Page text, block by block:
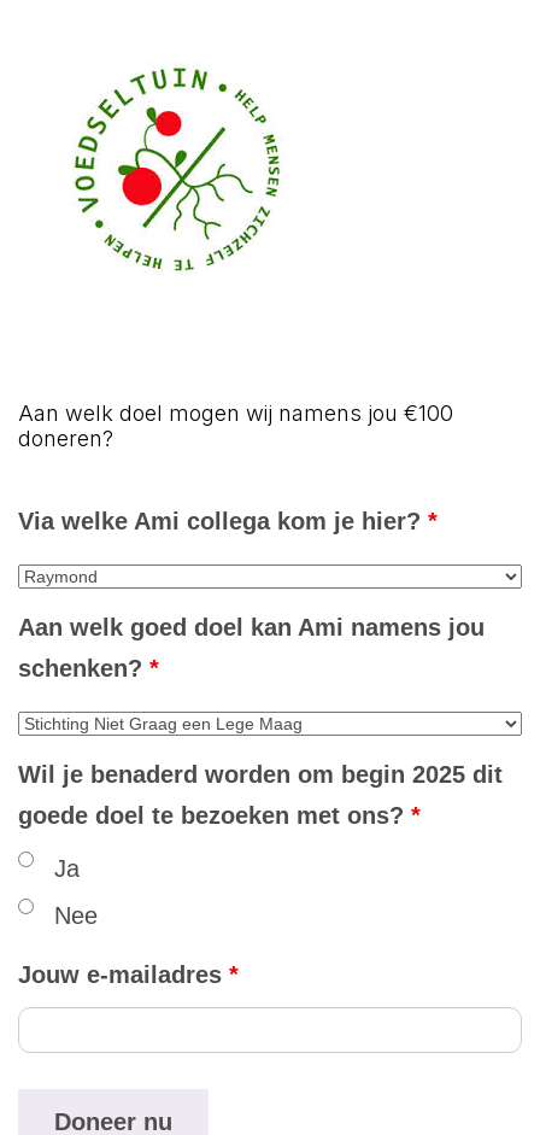
Aan welk doel mogen wij namens jou €100
doneren?
Via welke Ami collega kom je hier? *
Aan welk goed doel kan Ami namens jou
schenken? *
Wil je benaderd worden om begin 2025 dit
goede doel te bezoeken met ons? *
Ja
Nee
Jouw e-mailadres *